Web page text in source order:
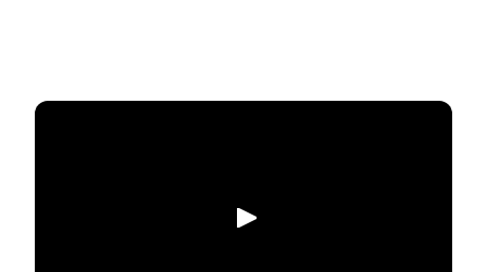
Afspil